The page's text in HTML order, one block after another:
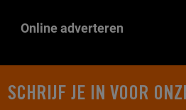
Online adverteren
SCHRIJF JE IN VOOR